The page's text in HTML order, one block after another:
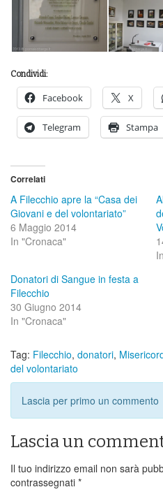
Condividi:
Facebook X
Telegram Stampa
Correlati
A Filecchio apre la “Casa dei
Giovani e del volontariato”
6 Maggio 2014
In "Cronaca"
Donatori di Sangue in festa a
Filecchio
30 Giugno 2014
In "Cronaca"
Tag: Filecchio, donatori,
del volontariato
Lascia per primo un commento
Lascia un
Il tuo indirizzo email non sarà
contrassegnati *